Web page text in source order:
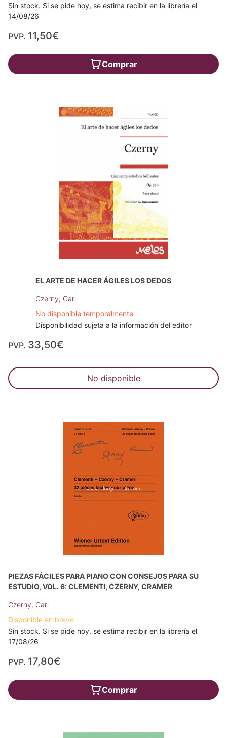
Sin stock. Si se pide hoy, se estima recibir en la librería el
14/08/26
PVP. 11,50€
Comprar
EL ARTE DE HACER ÁGILES LOS DEDOS
Czerny, Carl
No disponible temporalmente
Disponibilidad sujeta a la información del editor
PVP. 33,50€
No disponible
PIEZAS FÁCILES PARA PIANO CON CONSEJOS PARA SU
ESTUDIO, VOL. 6: CLEMENTI, CZERNY, CRAMER
Czerny, Carl
Disponible en breve
Sin stock. Si se pide hoy, se estima recibir en la librería el
17/08/26
PVP. 17,80€
Comprar